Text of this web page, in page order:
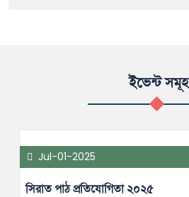
ইভেন্ট সমূহ
Jul-01-2025
সিরাত পাঠ প্রতিযোগিতা ২০২৫